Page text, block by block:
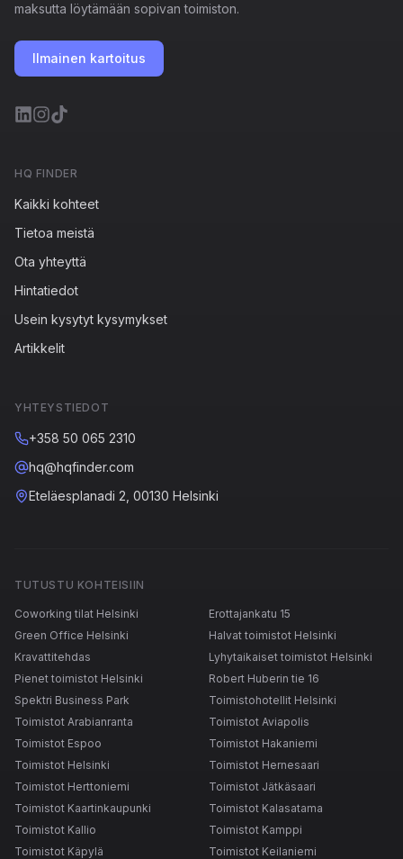
maksutta löytämään sopivan toimiston.
Ilmainen kartoitus
HQ FINDER
Kaikki kohteet
Tietoa meistä
Ota yhteyttä
Hintatiedot
Usein kysytyt kysymykset
Artikkelit
YHTEYSTIEDOT
+358 50 065 2310
hq@hqfinder.com
Eteläesplanadi 2, 00130 Helsinki
TUTUSTU KOHTEISIIN
Coworking tilat Helsinki
Erottajankatu 15
Green Office Helsinki
Halvat toimistot Helsinki
Kravattitehdas
Lyhytaikaiset toimistot Helsinki
Pienet toimistot Helsinki
Robert Huberin tie 16
Spektri Business Park
Toimistohotellit Helsinki
Toimistot Arabianranta
Toimistot Aviapolis
Toimistot Espoo
Toimistot Hakaniemi
Toimistot Helsinki
Toimistot Hernesaari
Toimistot Herttoniemi
Toimistot Jätkäsaari
Toimistot Kaartinkaupunki
Toimistot Kalasatama
Toimistot Kallio
Toimistot Kamppi
Toimistot Käpylä
Toimistot Keilaniemi